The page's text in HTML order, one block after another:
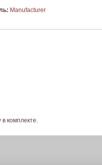
Manufacturer
комплекте.